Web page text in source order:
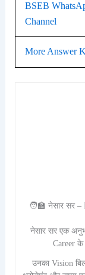
BSEB
Channel
More Answer
🧑‍🏫 नेसार सर –
नेसार सर एक
Career
उनका Vision